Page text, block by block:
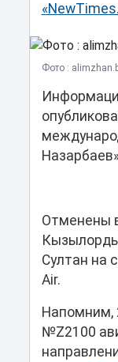
Фото :
Отменены
Султан на
Air.
Напомним,
№Z2100